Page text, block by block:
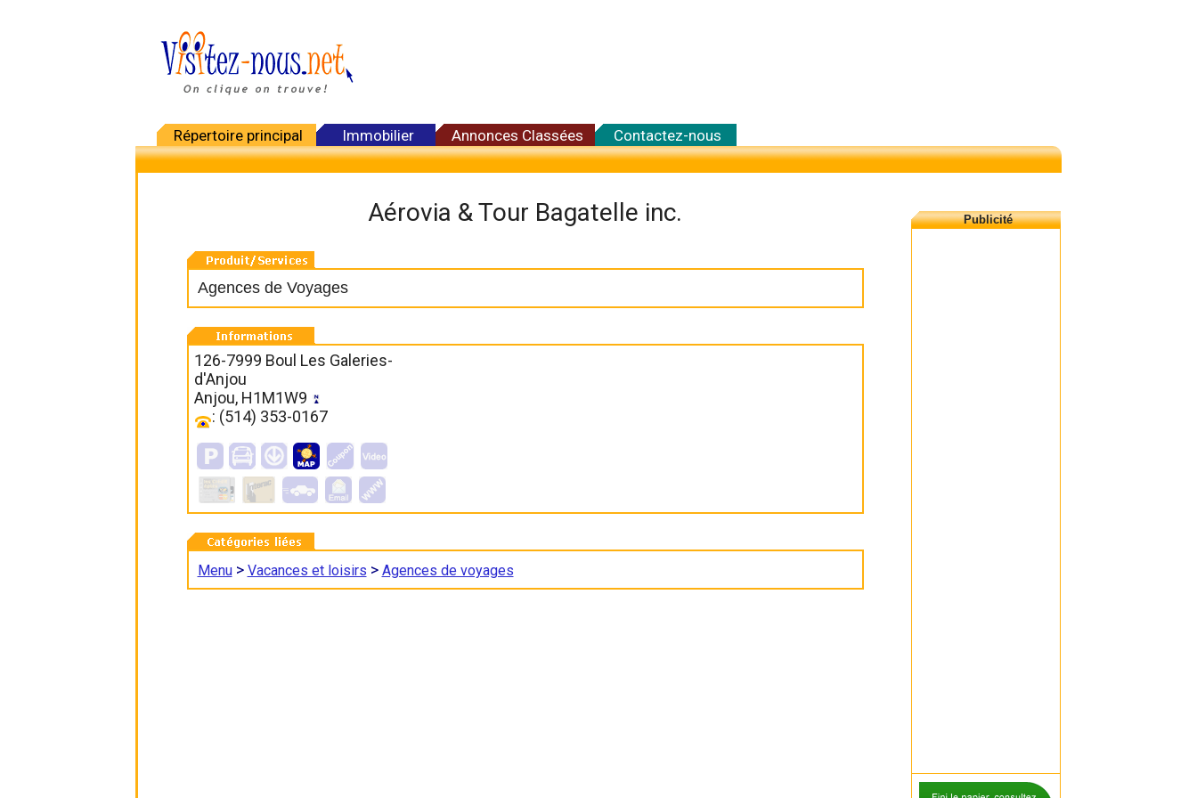
Répertoire principal Immobilier Annonces Classées Contactez-nous
Aérovia & Tour Bagatelle inc.
Agences de Voyages
126-7999 Boul Les Galeries-
d'Anjou
Anjou, H1M1W9
: (514) 353-0167
Menu> Vacances et loisirs > Agences de voyages
Publicité